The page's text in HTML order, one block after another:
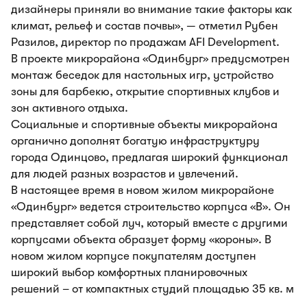
дизайнеры приняли во внимание такие факторы как
климат, рельеф и состав почвы», — отметил Рубен
Разилов, директор по продажам AFI Development.
В проекте микрорайона «Одинбург» предусмотрен
монтаж беседок для настольных игр, устройство
зоны для барбекю, открытие спортивных клубов и
зон активного отдыха.
Социальные и спортивные объекты микрорайона
органично дополнят богатую инфраструктуру
города Одинцово, предлагая широкий функционал
для людей разных возрастов и увлечений.
В настоящее время в новом жилом микрорайоне
«Одинбург» ведется строительство корпуса «В». Он
представляет собой луч, который вместе с другими
корпусами объекта образует форму «короны». В
новом жилом корпусе покупателям доступен
широкий выбор комфортных планировочных
решений – от компактных студий площадью 35 кв. м